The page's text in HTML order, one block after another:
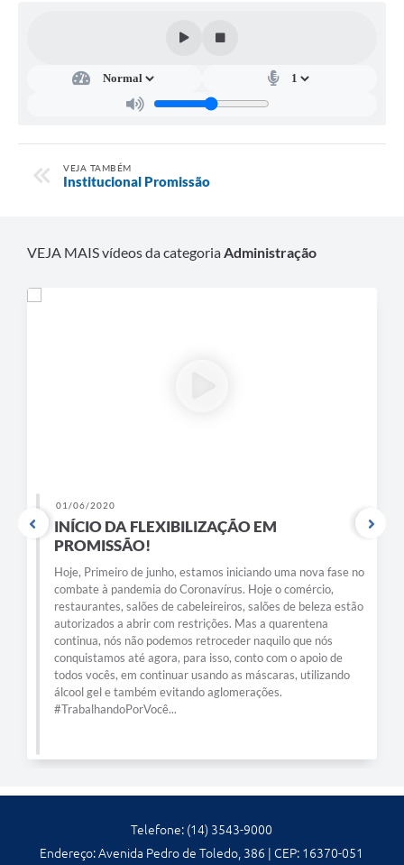
VEJA TAMBÉM
Institucional Promissão
VEJA MAIS vídeos da categoria Administração
01/06/2020
INÍCIO DA FLEXIBILIZAÇÃO EM
PROMISSÃO!
Hoje, Primeiro de junho, estamos iniciando uma nova fase no
combate à pandemia do Coronavírus. Hoje o comércio,
restaurantes, salões de cabeleireiros, salões de beleza estão
autorizados a abrir com restrições. Mas a quarentena
continua, nós não podemos retroceder naquilo que nós
conquistamos até agora, para isso, conto com o apoio de
todos vocês, em continuar usando as máscaras, utilizando
álcool gel e também evitando aglomerações.
#TrabalhandoPorVocê...
Telefone: (14) 3543-9000
Endereço: Avenida Pedro de Toledo, 386 | CEP: 16370-051